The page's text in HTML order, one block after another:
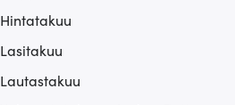
Hintatakuu
Lasitakuu
Lautastakuu